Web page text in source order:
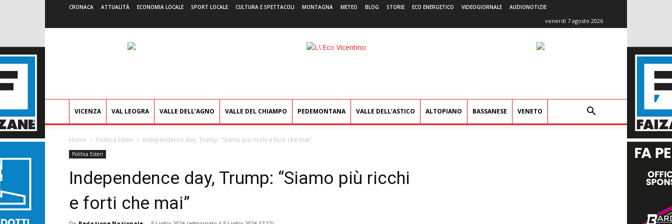
CRONACA ATTUALITÀ ECONOMIA LOCALE SPORT LOCALE CULTURA E SPETTACOLI MONTAGNA METEO BLOG STORIE ECO ENERGETICO VIDEOGIORNALE AUDIONOTIZIE
venerdì 7 agosto 2026
L'Eco
VICENZA VAL LEOGRA VALLE DELL’AGNO VALLE DEL CHIAMPO PEDEMONTANA VALLE DELL’ASTICO ALTOPIANO BASSANESE VENETO
Home Politica Esteri Independence day, Trump: “Siamo più ricchi e forti che mai”
Politica Esteri
Independence day, Trump: “Siamo più ricchi
e forti che mai”